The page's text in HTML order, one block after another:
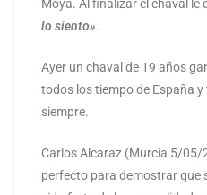
Moyá. Al finalizar el chaval le
lo siento».
Ayer un chaval de 19 años
todos los tiempo de España y
siempre.
Carlos Alcaraz (Murcia 5/05/
perfecto para demostrar que